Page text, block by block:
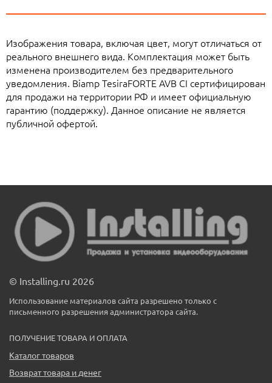
Изображения товара, включая цвет, могут отличаться от
реального внешнего вида. Комплектация может быть
изменена производителем без предварительного
уведомления. Biamp TesiraFORTE AVB CI сертифицирован
для продажи на территории РФ и имеет официальную
гарантию (поддержку). Данное описание не является
публичной офертой.
© Installing.ru 2026
Использование материалов сайта разрешено только с
письменного разрешения администратора сайта.
ПОЛУЧЕНИЕ ТОВАРА И ОПЛАТА
Каталог товаров
Возврат товара и денег